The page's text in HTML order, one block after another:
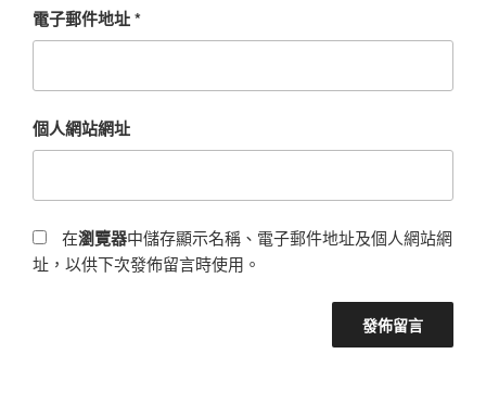
電子郵件地址*
個人網站網址
在瀏覽器中儲存顯示名稱、電子郵件地址及個人網站網
址，以供下次發佈留言時使用。